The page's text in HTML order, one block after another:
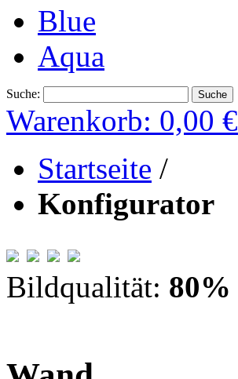
Blue
Aqua
Suche: Suche
Warenkorb: 0,00 €
Startseite /
Konfigurator
Bildqualität: 80%